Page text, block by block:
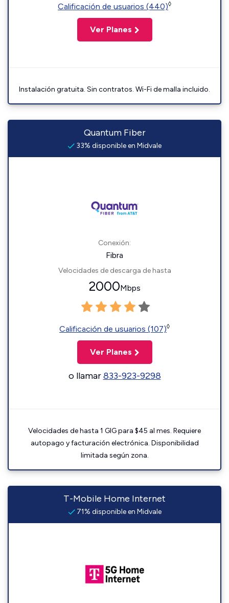
Calificación de usuarios (440)◊
Ver Planes
Instalación gratuita. Sin contratos. Wi-Fi de malla incluido.
Quantum Fiber
33% disponible en Midvale
Conexión:
Fibra
Velocidades de descarga de hasta
2000Mbps
Calificación de usuarios (107)◊
Ver Planes
o llamar833-923-9298
Velocidades de hasta 1 GIG para $45 al mes. Requiere
autopago y facturación electrónica. Disponibilidad
limitada según zona.
T-Mobile Home Internet
71% disponible en Midvale